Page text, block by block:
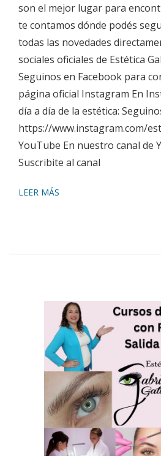
son el mejor lugar para
te contamos dónde podés
todas las novedades
sociales oficiales de Estética
Seguinos en Facebook para
página oficial Instagram En
día a día de la estética:
https://www.instagram.com/
YouTube En nuestro canal de
Suscribite al canal
LEER MÁS